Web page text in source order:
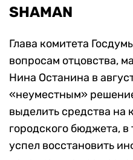
SHAMAN
Глава комитета
вопросам отцовства,
Нина Останина в
«неуместным»
выделить средства на
городского бюджета, в
успел восстановить